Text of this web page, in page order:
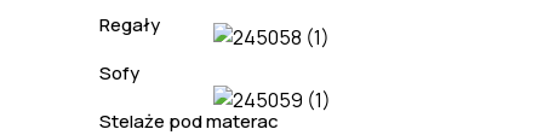
Regały
Sofy
Stelaże pod materac